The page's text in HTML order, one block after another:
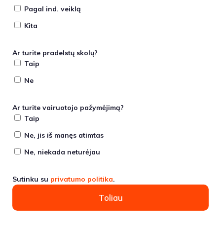
Pagal ind. veiklą
Kita
Ar turite pradelstų skolų?
Taip
Ne
Ar turite vairuotojo pažymėjimą?
Taip
Ne, jis iš manęs atimtas
Ne, niekada neturėjau
Sutinku su privatumo politika.
Toliau